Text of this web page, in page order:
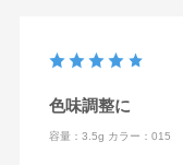
色味調整に
容量：3.5g カラー：015